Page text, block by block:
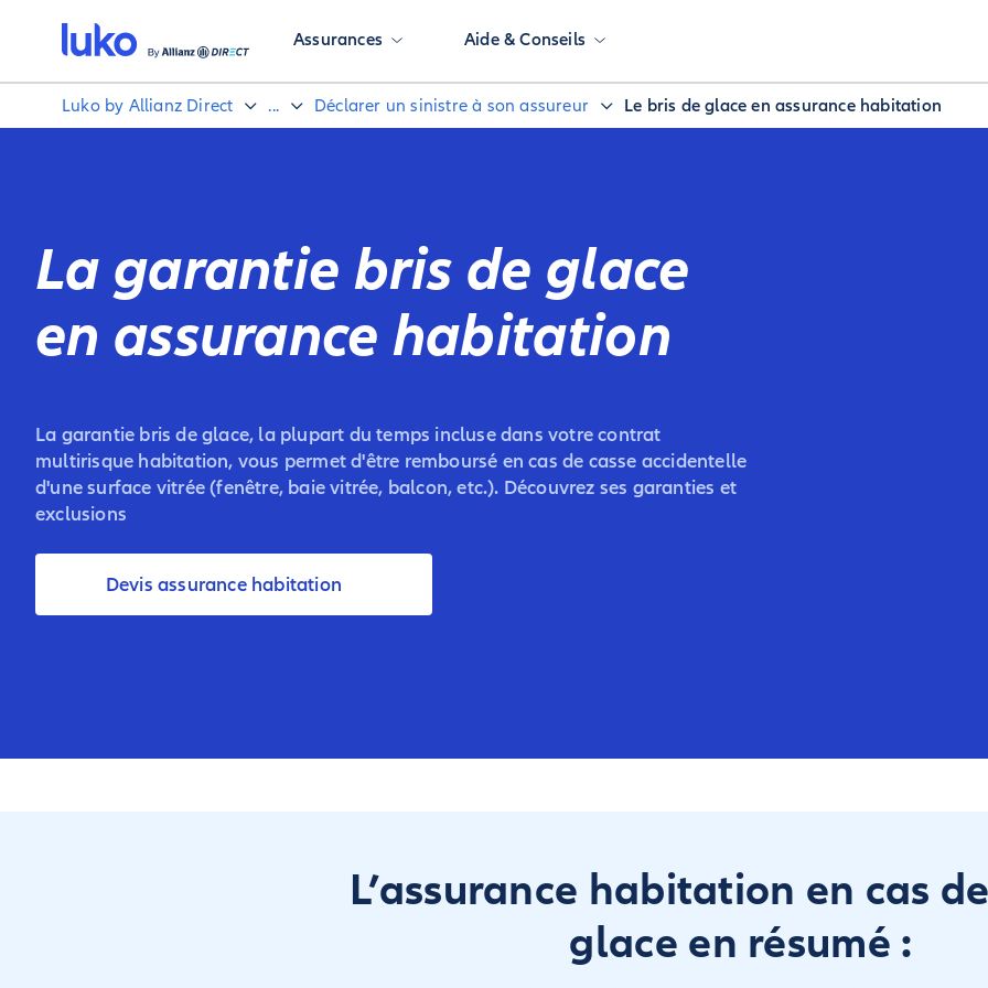
Assurances Aide & Conseils
Luko by Allianz Direct ... Déclarer un sinistre à son assureur Le bris de glace en assurance habitation
La garantie bris de glace
en assurance habitation
La garantie bris de glace, la plupart du temps incluse dans votre contrat
multirisque habitation, vous permet d'être remboursé en cas de casse accidentelle
d'une surface vitrée (fenêtre, baie vitrée, balcon, etc.). Découvrez ses garanties et
exclusions
Devis assurance habitation
L’assurance habitation en cas
glace en résumé :